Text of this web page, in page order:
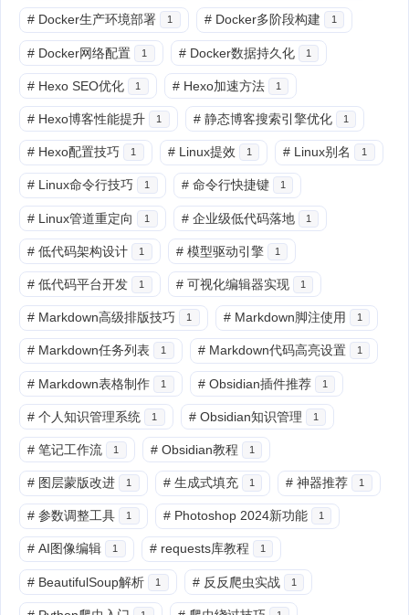
# Docker生产环境部署 1 # Docker多阶段构建 1
# Docker网络配置 1 # Docker数据持久化 1
# Hexo SEO优化 1 # Hexo加速方法 1
# Hexo博客性能提升 1 # 静态博客搜索引擎优化 1
# Hexo配置技巧 1 # Linux提效 1 # Linux别名 1
# Linux命令行技巧 1 # 命令行快捷键 1
# Linux管道重定向 1 # 企业级低代码落地 1
# 低代码架构设计 1 # 模型驱动引擎 1
# 低代码平台开发 1 # 可视化编辑器实现 1
# Markdown高级排版技巧 1 # Markdown脚注使用 1
# Markdown任务列表 1 # Markdown代码高亮设置 1
# Markdown表格制作 1 # Obsidian插件推荐 1
# 个人知识管理系统 1 # Obsidian知识管理 1
# 笔记工作流 1 # Obsidian教程 1
# 图层蒙版改进 1 # 生成式填充 1 # 神器推荐 1
# 参数调整工具 1 # Photoshop 2024新功能 1
# AI图像编辑 1 # requests库教程 1
# BeautifulSoup解析 1 # 反反爬虫实战 1